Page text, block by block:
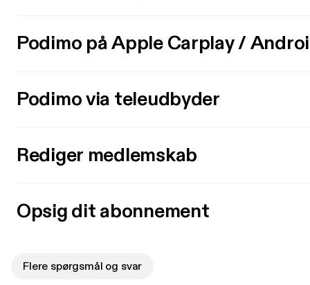
Podimo på Apple Carplay /
Podimo via teleudbyder
Rediger medlemskab
Opsig dit abonnement
Flere spørgsmål og svar